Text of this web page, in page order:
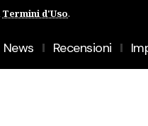
Termini d'Uso.
News Recensioni